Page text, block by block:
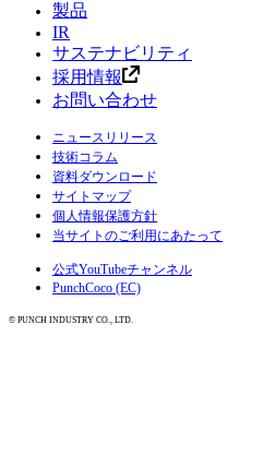
製品
IR
サステナビリティ
採用情報
お問い合わせ
ニュースリリース
技術コラム
資料ダウンロード
サイトマップ
個人情報保護方針
当サイトのご利用にあたって
公式YouTubeチャンネル
PunchCoco (EC)
© PUNCH INDUSTRY CO., LTD.